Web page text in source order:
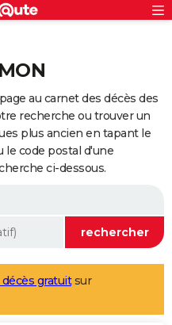
au carnet des décès des
recherche ou trouver un
plus ancien en tapant le
code postal d'une
ci-dessous.
décès gratuitsur